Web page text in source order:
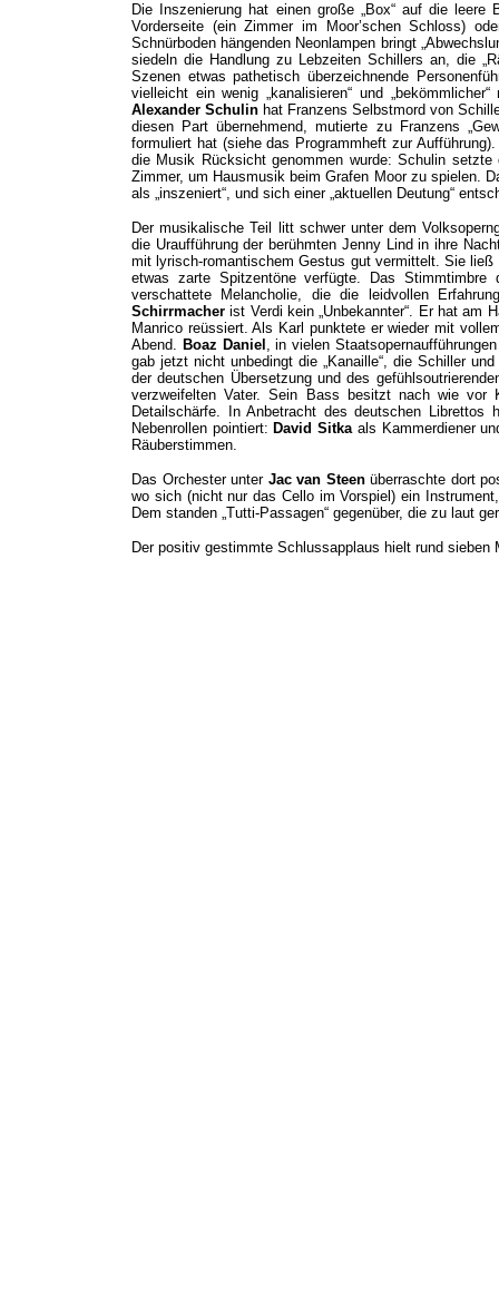
Die Inszenierung hat einen große „Box“ auf die
Vorderseite (ein Zimmer im Moor’schen Schloss)
Schnürboden hängenden Neonlampen bringt
siedeln die Handlung zu Lebzeiten Schillers an, die
Szenen etwas pathetisch überzeichnende
vielleicht ein wenig „kanalisieren“ und
Alexander Schulin hat Franzens Selbstmord von
diesen Part übernehmend, mutierte zu Franzens
formuliert hat (siehe das Programmheft zur
die Musik Rücksicht genommen wurde: Schulin
Zimmer, um Hausmusik beim Grafen Moor zu spielen.
als „inszeniert“, und sich einer „aktuellen Deutung“
Der musikalische Teil litt schwer unter dem
die Uraufführung der berühmten Jenny Lind in ihre
mit lyrisch-romantischem Gestus gut vermittelt. Sie
etwas zarte Spitzentöne verfügte. Das
verschattete Melancholie, die die leidvollen
Schirrmacher ist Verdi kein „Unbekannter“. Er hat am
Manrico reüssiert. Als Karl punktete er wieder mit
Abend. Boaz Daniel , in vielen
gab jetzt nicht unbedingt die „Kanaille“, die Schiller
der deutschen Übersetzung und des
verzweifelten Vater. Sein Bass besitzt nach wie
Detailschärfe. In Anbetracht des deutschen
Nebenrollen pointiert: David Sitkaals Kammerdiener
Räuberstimmen.
Das Orchester unter Jac van Steenüberraschte dort
wo sich (nicht nur das Cello im Vorspiel) ein
Dem standen „Tutti-Passagen“ gegenüber, die zu laut
Der positiv gestimmte Schlussapplaus hielt rund